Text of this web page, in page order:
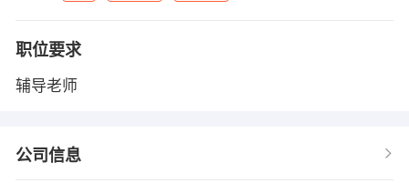
职位要求
辅导老师
公司信息